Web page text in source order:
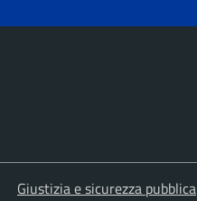
Giustizia e sicurezza pubblica